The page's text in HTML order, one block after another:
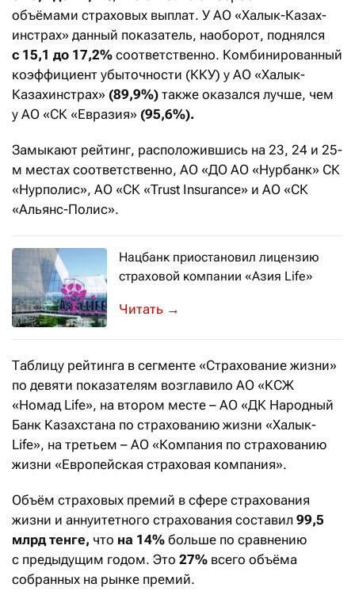
объёмами страховых выплат. У АО «Халык-Казах­
инстрах» данный показатель, наоборот, поднялся
с 15,1 до 17,2% соответственно. Комбинированный
коэффициент убыточности (ККУ) у АО «Халык-
Казахинстрах» (89,9%) также оказался лучше, чем
у АО «СК «Евразия» (95,6%).
Замыкают рейтинг, расположившись на 23, 24 и 25-
м местах соответственно, АО «ДО АО «Нурбанк» СК
«Нурполис», АО «СК «Trust Insurance» и АО «СК
«Альянс-Полис».
Нацбанк приостановил лицензию
страховой компании «Азия Life»
Об этом регулятор сообщил в
→
Таблицу рейтинга в сегменте «Страхование жизни»
по девяти показателям возглавило АО «КСЖ
«Номад Life», на втором месте – АО «ДК Народный
Банк Казахстана по страхованию жизни «Халык-
Life», на третьем – АО «Компания по страхованию
жизни «Европейская страховая компания».
Объём страховых премий в сфере страхования
жизни и аннуитетного страхования составил 99,5
млрд тенге, что на 14% больше по сравнению
с предыдущим годом. Это 27% всего объёма
собранных на рынке премий.